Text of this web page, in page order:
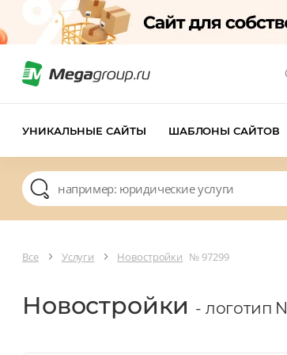
УНИКАЛЬНЫЕ САЙТЫ ШАБЛОНЫ САЙТОВ
Все Услуги Новостройки № 97299
Новостройки - логотип